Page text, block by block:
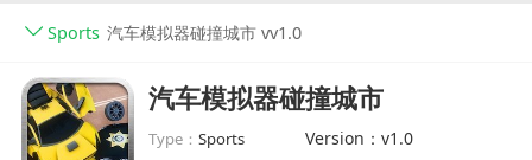
Sports 汽车模拟器碰撞城市 vv1.0
汽车模拟器碰撞城市
Type：Sports
Version：v1.0